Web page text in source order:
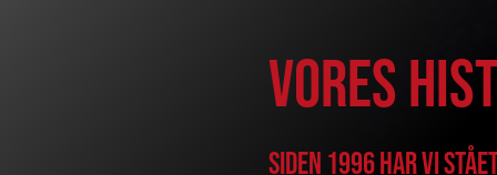
Vores
Siden 1996 har vi